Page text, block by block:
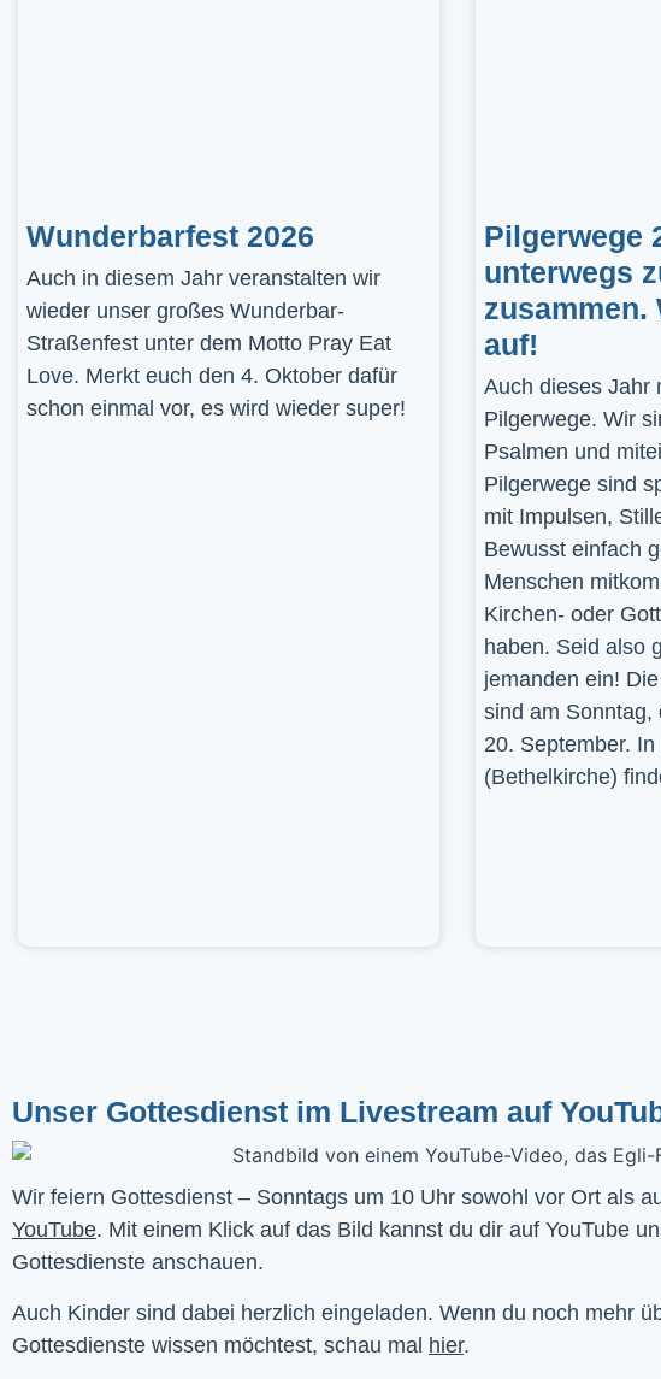
Wunderbarfest 2026
Auch in diesem Jahr veranstalten wir
wieder unser großes Wunderbar-
Straßenfest unter dem Motto Pray Eat
Love. Merkt euch den 4. Oktober dafür
schon einmal vor, es wird wieder super!
Pilgerwege
unterwegs
zusammen.
auf!
Auch dieses Jahr
Pilgerwege. Wir
Psalmen und
Pilgerwege sind
mit Impulsen,
Bewusst einfach
Menschen
Kirchen- oder
haben. Seid also
jemanden ein!
sind am Sonntag,
20. September.
(Bethelkirche)
Unser Gottesdienst im Livestream auf
YouTube. Mit einem Klick auf das Bild kannst du dir auf YouTube
Gottesdienste anschauen.
Auch Kinder sind dabei herzlich eingeladen. Wenn du noch mehr
Gottesdienste wissen möchtest, schau mal hier.